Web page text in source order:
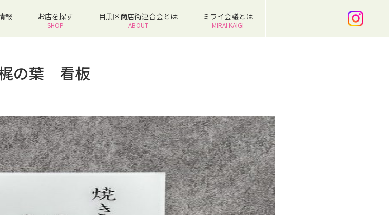
報 お店を探す
SHOP
目黒区商店街連合会とは
ABOUT
ミライ会議とは
MIRAI KAIGI
の葉 看板